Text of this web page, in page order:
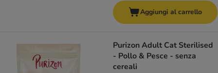
Aggiungi al carrello
Purizon Adult Cat Sterilised
- Pollo & Pesce - senza
cereali